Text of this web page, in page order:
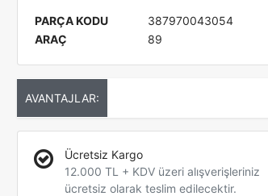
PARÇA KODU
387970043054
ARAÇ
89
AVANTAJLAR:
Ücretsiz Kargo
12.000 TL + KDV üzeri alışverişleriniz
ücretsiz olarak teslim edilecektir.